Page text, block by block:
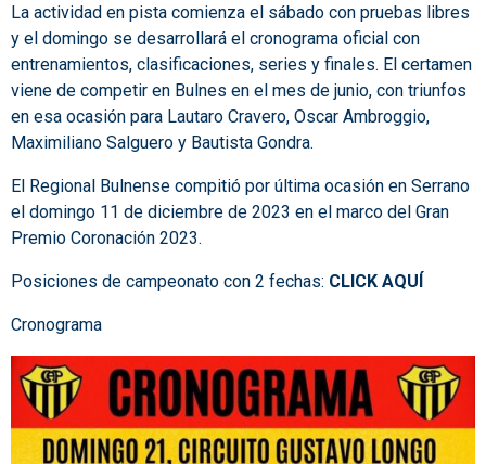
La actividad en pista comienza el sábado con pruebas libres
y el domingo se desarrollará el cronograma oficial con
entrenamientos, clasificaciones, series y finales. El certamen
viene de competir en Bulnes en el mes de junio, con triunfos
en esa ocasión para Lautaro Cravero, Oscar Ambroggio,
Maximiliano Salguero y Bautista Gondra.
El Regional Bulnense compitió por última ocasión en Serrano
el domingo 11 de diciembre de 2023 en el marco del Gran
Premio Coronación 2023.
Posiciones de campeonato con 2 fechas: CLICK AQUÍ
Cronograma